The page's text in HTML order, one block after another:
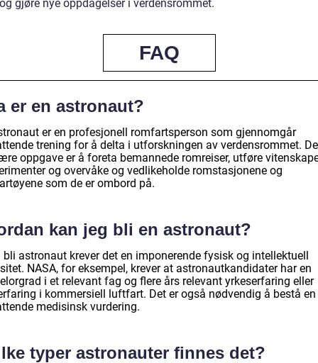
gjøre nye oppdagelser i verdensrommet.
FAQ
er en astronaut?
er en profesjonell romfartsperson som gjennomgår
trening for å delta i utforskningen av verdensrommet.
oppgave er å foreta bemannede romreiser, utføre
og overvåke og vedlikeholde romstasjonene og
som de er ombord på.
kan jeg bli en astronaut?
bli astronaut krever det en imponerende fysisk og intellektuell
NASA, for eksempel, krever at astronautkandidater har en
i et relevant fag og flere års relevant yrkeserfaring eller
i kommersiell luftfart. Det er også nødvendig å bestå en
medisinsk vurdering.
typer astronauter finnes det?